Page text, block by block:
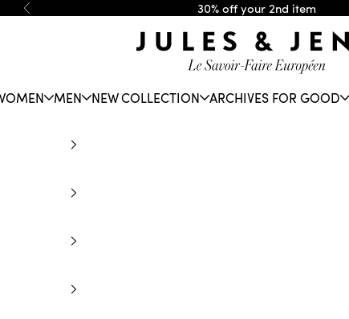
Previous 30% off your 2nd item
MEN NEW COLLECTION ARCHIVES FOR GOOD